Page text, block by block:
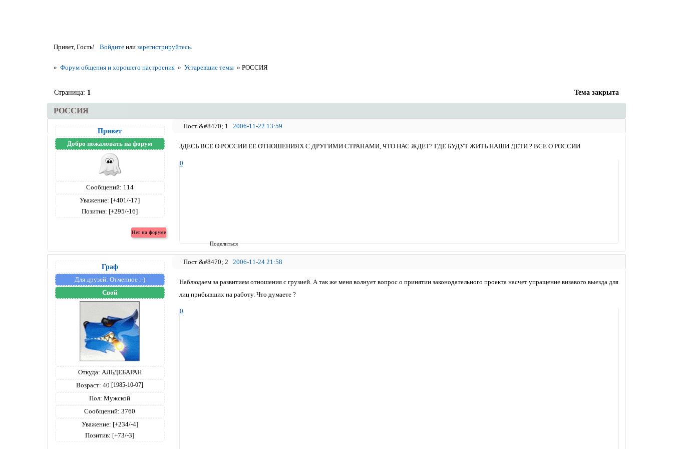
Привет, Гость! Войдитеили зарегистрируйтесь.
» Форум общения и хорошего настроения » Устаревшие темы »РОССИЯ
РОССИЯ
Страница: 1 Тема закрыта
Поделиться
1 2006-11-22 13:59
Привет
Добро пожаловать на форум
Сообщений: 114
Уважение: [+401/-17]
Позитив: [+295/-16]
ЗДЕСЬ ВСЕ О РОССИИ ЕЕ ОТНОШЕНИЯХ С ДРУГИМИ СТРАНАМИ, ЧТО НАС ЖДЕТ? ГДЕ БУДУТ ЖИТЬ НАШИ ДЕТИ ? ВСЕ О РОССИИ
0
2 2006-11-24 21:58
Граф
Для друзей: Отменное :-)
Свой
Откуда: АЛЬДЕБАРАН
Возраст: 40[1985-10-07]
Пол: Мужской
Сообщений: 3760
Уважение: [+234/-4]
Позитив: [+73/-3]
Наблюдаем за развитием отношения с грузией. А так же меня волнует вопрос о принятии законодательного проекта насчет упращение визавого выезда для
лиц прибывших на работу. Что думаете ?
0